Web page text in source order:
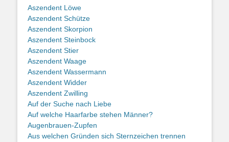
Aszendent Löwe
Aszendent Schütze
Aszendent Skorpion
Aszendent Steinbock
Aszendent Stier
Aszendent Waage
Aszendent Wassermann
Aszendent Widder
Aszendent Zwilling
Auf der Suche nach Liebe
Auf welche Haarfarbe stehen Männer?
Augenbrauen-Zupfen
Aus welchen Gründen sich Sternzeichen trennen